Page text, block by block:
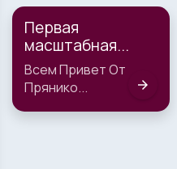
Первая
масштабная...
Всем Привет От
Прянико...
arrow_forward